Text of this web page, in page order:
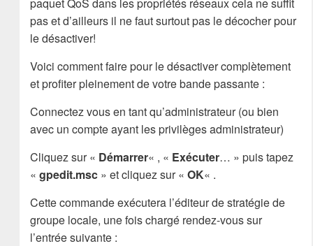
pas et d’ailleurs il ne faut surtout pas le décocher pour
le désactiver!
Voici comment faire pour le désactiver complètement
et profiter pleinement de votre bande passante :
Connectez vous en tant qu’administrateur (ou bien
avec un compte ayant les privilèges administrateur)
Cliquez sur « Démarrer« , « Exécuter… » puis tapez
« gpedit.msc» et cliquez sur « OK« .
Cette commande exécutera l’éditeur de stratégie de
groupe locale, une fois chargé rendez-vous sur
l’entrée suivante :